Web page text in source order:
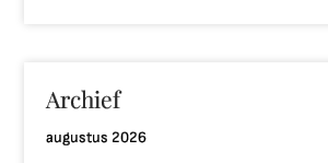
Archief
augustus 2026